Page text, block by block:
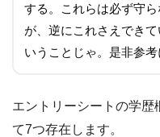
する。これらは必ず守
が、逆にこれさえでき
いうことじゃ。是非参考
エントリーシートの学歴
て7つ存在します。